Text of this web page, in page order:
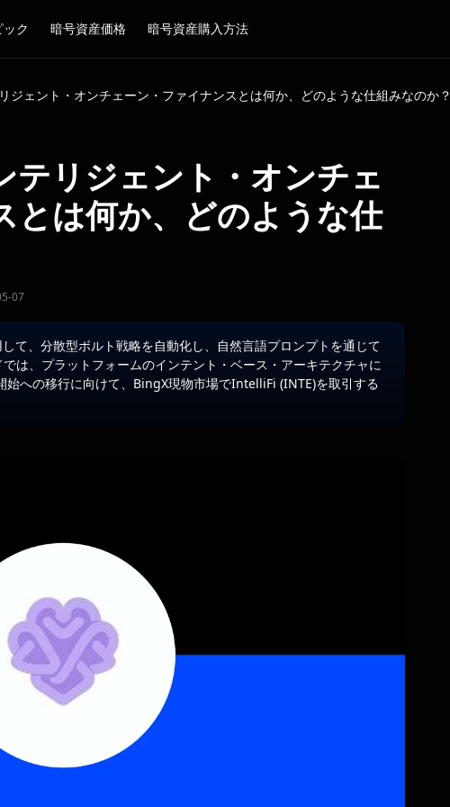
ック 暗号資産価格 暗号資産購入方法
ジェント・オンチェーン・ファイナンスとは何か、どのような仕組みなのか？
リジェント・オンチェ
とは何か、どのような仕
07
て、分散型ボルト戦略を自動化し、自然言語プロンプトを通じて
は、プラットフォームのインテント・ベース・アーキテクチャに
始への移行に向けて、BingX現物市場でIntelliFi (INTE)を取引する